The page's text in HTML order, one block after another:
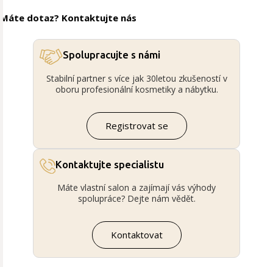
Máte dotaz? Kontaktujte nás
Spolupracujte s námi
Stabilní partner s více jak 30letou zkušeností v
oboru profesionální kosmetiky a nábytku.
Registrovat se
Kontaktujte specialistu
Máte vlastní salon a zajímají vás výhody
spolupráce? Dejte nám vědět.
Kontaktovat